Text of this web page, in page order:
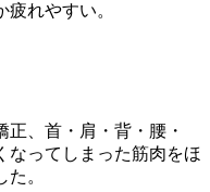
れやすい。
、首・肩・背・腰・
なってしまった筋肉をほ
。